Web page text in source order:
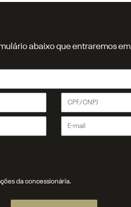
abaixo que entraremos
da concessionária.